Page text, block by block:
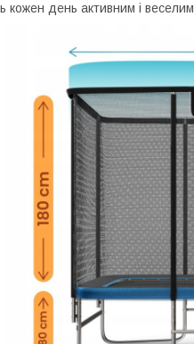
кожен день активним і